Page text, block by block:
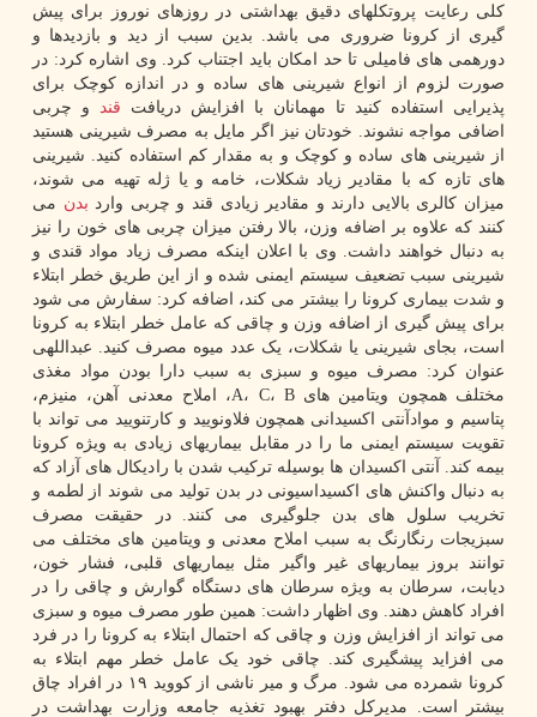
کلی رعایت پروتکلهای دقیق بهداشتی در روزهای نوروز برای پیش
گیری از کرونا ضروری می باشد. بدین سبب از دید و بازدیدها و
دورهمی های فامیلی تا حد امکان باید اجتناب کرد. وی اشاره کرد: در
صورت لزوم از انواع شیرینی های ساده و در اندازه کوچک برای
پذیرایی استفاده کنید تا مهمانان با افزایش دریافت قند
و چربی
اضافی مواجه نشوند. خودتان نیز اگر مایل به مصرف شیرینی هستید
از شیرینی های ساده و کوچک و به مقدار کم استفاده کنید. شیرینی
های تازه که با مقادیر زیاد شکلات، خامه و یا ژله تهیه می شوند،
میزان کالری بالایی دارند و مقادیر زیادی قند و چربی وارد بدن می
کنند که علاوه بر اضافه وزن، بالا رفتن میزان چربی های خون را نیز
به دنبال خواهند داشت. وی با اعلان اینکه مصرف زیاد مواد قندی و
شیرینی سبب تضعیف سیستم ایمنی شده و از این طریق خطر ابتلاء
و شدت بیماری کرونا را بیشتر می کند، اضافه کرد: سفارش می شود
برای پیش گیری از اضافه وزن و چاقی که عامل خطر ابتلاء به کرونا
است، بجای شیرینی یا شکلات، یک عدد میوه مصرف کنید. عبداللهی
عنوان کرد: مصرف میوه و سبزی به سبب دارا بودن مواد مغذی
مختلف همچون ویتامین های A، C، B، املاح معدنی آهن، منیزم،
پتاسیم و موادآنتی اکسیدانی همچون فلاونویید و کارتنویید می تواند با
تقویت سیستم ایمنی ما را در مقابل بیماریهای زیادی به ویژه کرونا
بیمه کند. آنتی اکسیدان ها بوسیله ترکیب شدن با رادیکال های آزاد که
به دنبال واکنش های اکسیداسیونی در بدن تولید می شوند از لطمه و
تخریب سلول های بدن جلوگیری می کنند. در حقیقت مصرف
سبزیجات رنگارنگ به سبب املاح معدنی و ویتامین های مختلف می
توانند بروز بیماریهای غیر واگیر مثل بیماریهای قلبی، فشار خون،
دیابت، سرطان به ویژه سرطان های دستگاه گوارش و چاقی را در
افراد کاهش دهند. وی اظهار داشت: همین طور مصرف میوه و سبزی
می تواند از افزایش وزن و چاقی که احتمال ابتلاء به کرونا را در فرد
می افزاید پیشگیری کند. چاقی خود یک عامل خطر مهم ابتلاء به
کرونا شمرده می شود. مرگ و میر ناشی از کووید ۱۹ در افراد چاق
بیشتر است. مدیرکل دفتر بهبود تغذیه جامعه وزارت بهداشت در